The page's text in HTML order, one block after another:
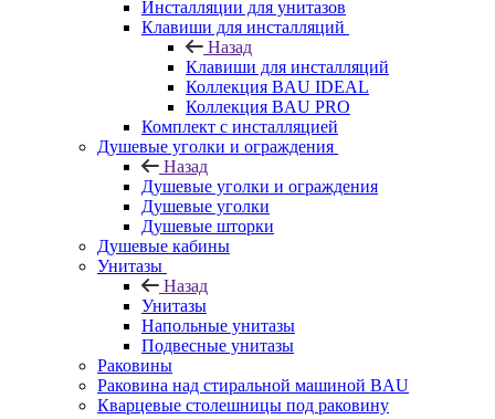
Инсталляции для унитазов
Клавиши для инсталляций
Назад
Клавиши для инсталляций
Коллекция BAU IDEAL
Коллекция BAU PRO
Комплект с инсталляцией
Душевые уголки и ограждения
Назад
Душевые уголки и ограждения
Душевые уголки
Душевые шторки
Душевые кабины
Унитазы
Назад
Унитазы
Напольные унитазы
Подвесные унитазы
Раковины
Раковина над стиральной машиной BAU
Кварцевые столешницы под раковину